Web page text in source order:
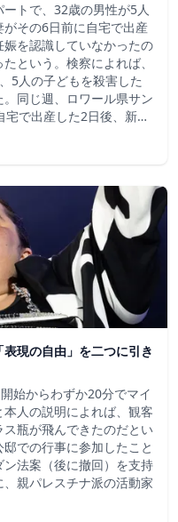
トで、32歳の男性が5人
その6日前に自宅で出産
を認識していなかったの
という。検察によれば、
5人の子どもを殺害した
同じ週、ロワール県サン
宅で出産した2日後、新…
現の自由」を二つに引き
始からわずか20分でマイ
人の説明によれば、観客
瓶が飛んできたのだとい
での行事に参加したこと
法案（後に撤回）を支持
親パレスチナ派の活動家